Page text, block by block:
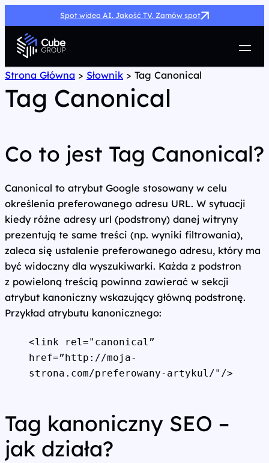
Spot wideo AI. Jakość TV. Zamów spot
Usługi
Jak możemy pomóc
Case Study
Kariera
Strona Główna > Słownik > Tag Canonical
Tag Canonical
Co to jest Tag Canonical?
Canonical to atrybut Google stosowany w celu
określenia preferowanego adresu URL. W sytuacji
kiedy różne adresy url (podstrony) danej witryny
prezentują te same treści (np. wyniki filtrowania),
zaleca się ustalenie preferowanego adresu, który ma
być widoczny dla wyszukiwarki. Każda z podstron
z powieloną treścią powinna zawierać w sekcji
atrybut kanoniczny wskazujący główną podstronę.
Przykład atrybutu kanonicznego:
<link rel="canonical”
href=”http://moja-
strona.com/preferowany-artykul/"/>
Tag kanoniczny SEO –
jak działa?